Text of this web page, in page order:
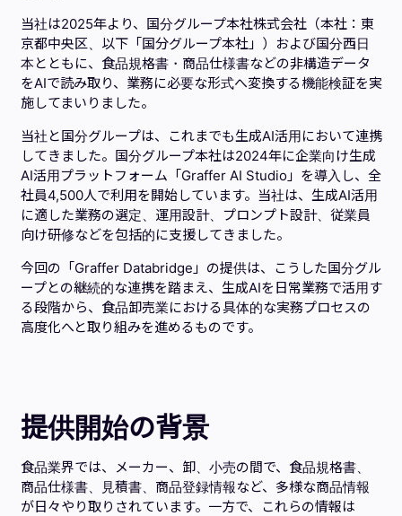
当社は2025年より、国分グループ本社株式会社（本社：東
京都中央区、以下「国分グループ本社」）および国分西日
本とともに、食品規格書・商品仕様書などの非構造データ
をAIで読み取り、業務に必要な形式へ変換する機能検証を実
施してまいりました。
当社と国分グループは、これまでも生成AI活用において連携
してきました。国分グループ本社は2024年に企業向け生成
AI活用プラットフォーム「Graffer AI Studio」を導入し、全
社員4,500人で利用を開始しています。当社は、生成AI活用
に適した業務の選定、運用設計、プロンプト設計、従業員
向け研修などを包括的に支援してきました。
今回の「Graffer Databridge」の提供は、こうした国分グル
ープとの継続的な連携を踏まえ、生成AIを日常業務で活用す
る段階から、食品卸売業における具体的な実務プロセスの
高度化へと取り組みを進めるものです。
提供開始の背景
食品業界では、メーカー、卸、小売の間で、食品規格書、
商品仕様書、見積書、商品登録情報など、多様な商品情報
が日々やり取りされています。一方で、これらの情報は